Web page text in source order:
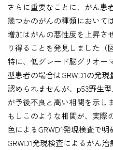
さらに重要なことに、がん患
幾つかのがんの種類において
増加はがんの悪性度を上昇さ
り得ることを発見しました（
特に、低グレード脳グリオー
型患者の場合はGRWD1の発
認められませんが、p53野生
が予後不良と高い相関を示し
もしこのような相関が、実際
色によるGRWD1発現検査で明
GRWD1発現検査によるがん